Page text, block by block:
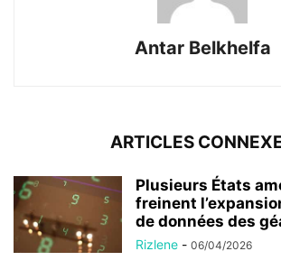
Antar Belkhelfa
ARTICLES
Plusieurs États
freinent
de données des
Rizlene - 06/04/2026